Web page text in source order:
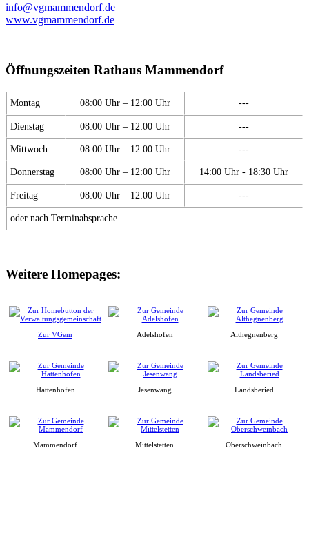
info@vgmammendorf.de
www.vgmammendorf.de
Öffnungszeiten Rathaus Mammendorf
Montag 08:00 Uhr – 12:00 Uhr ---
Dienstag 08:00 Uhr – 12:00 Uhr ---
Mittwoch 08:00 Uhr – 12:00 Uhr ---
Donnerstag 08:00 Uhr – 12:00 Uhr 14:00 Uhr - 18:30 Uhr
Freitag 08:00 Uhr – 12:00 Uhr ---
oder nach Terminabsprache
Weitere Homepages:
Zur VGem Adelshofen Althegnenberg
Hattenhofen Jesenwang Landsberied
Mammendorf Mittelstetten Oberschweinbach